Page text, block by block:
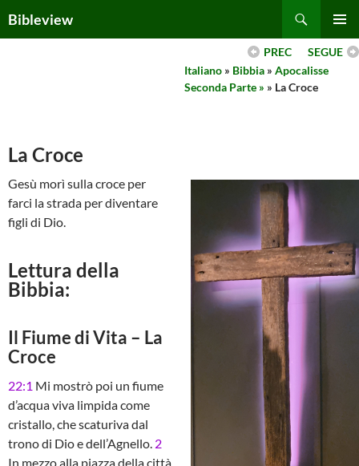
toBibleview
MENU
SEGUE
PREC
Italiano » Bibbia » Apocalisse
Seconda Parte » » La Croce
La Croce
Gesù morì sulla croce per
farci la strada per diventare
figli di Dio.
Lettura della
Bibbia:
Il Fiume di Vita – La
Croce
22:1 Mi mostrò poi un fiume
d’acqua viva limpida come
cristallo, che scaturiva dal
trono di Dio e dell’Agnello. 2
In mezzo alla piazza della città